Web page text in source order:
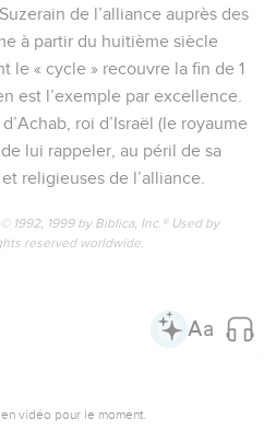
de l’alliance auprès des
à partir du huitième siècle
le « cycle » recouvre la fin de 1
est l’exemple par excellence.
roi d’Israël (le royaume
lui rappeler, au péril de sa
religieuses de l’alliance.
1992, 1999 by Biblica, Inc.® Used by
reserved worldwide.
vidéo pour le moment.